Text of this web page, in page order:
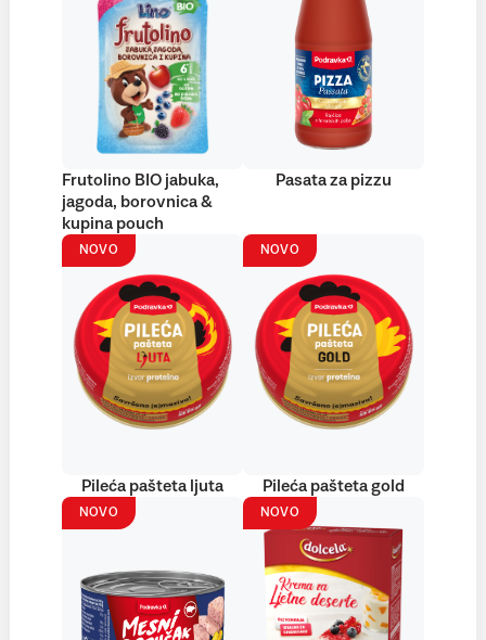
Frutolino BIO jabuka,
jagoda, borovnica &
kupina pouch
Pasata za pizzu
NOVO
Pileća pašteta ljuta
NOVO
Pileća pašteta gold
NOVO NOVO